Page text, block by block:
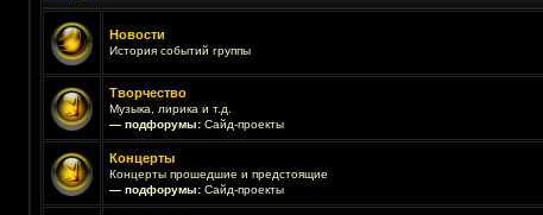
Новости
История событий группы
Творчество
Музыка, лирика и т.д.
— подфорумы: Сайд-проекты
Концерты
Концерты прошедшие и предстоящие
— подфорумы: Сайд-проекты